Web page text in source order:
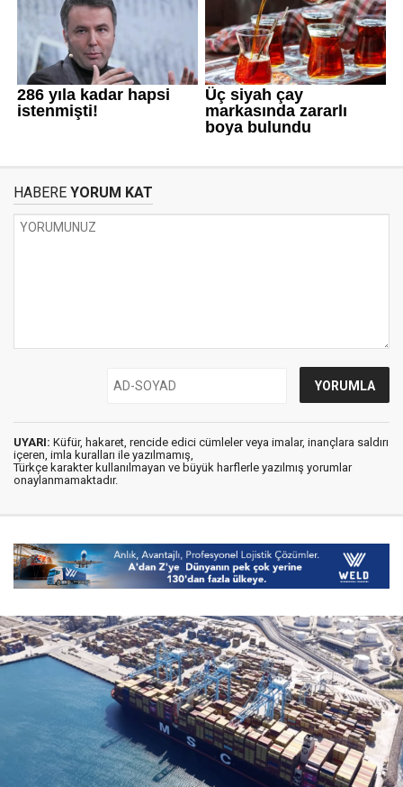
HABERE YORUM KAT
UYARI: Küfür, hakaret, rencide edici cümleler veya imalar, inançlara saldırı
içeren, imla kuralları ile yazılmamış,
Türkçe karakter kullanılmayan ve büyük harflerle yazılmış yorumlar
onaylanmamaktadır.